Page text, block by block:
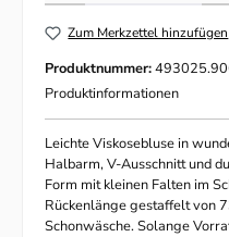
Zum Merkzettel hinzufügen
Produktnummer:
Produktinformationen
Leichte Viskosebluse in
Halbarm, V-Ausschnitt und
Form mit kleinen Falten im
Rückenlänge gestaffelt von
Schonwäsche. Solange